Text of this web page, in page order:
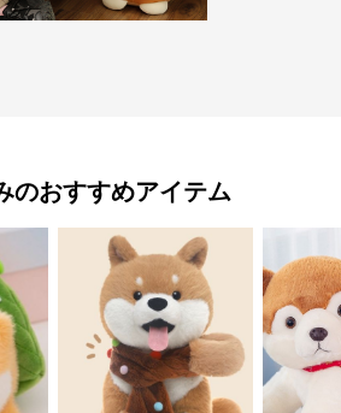
のおすすめアイテム